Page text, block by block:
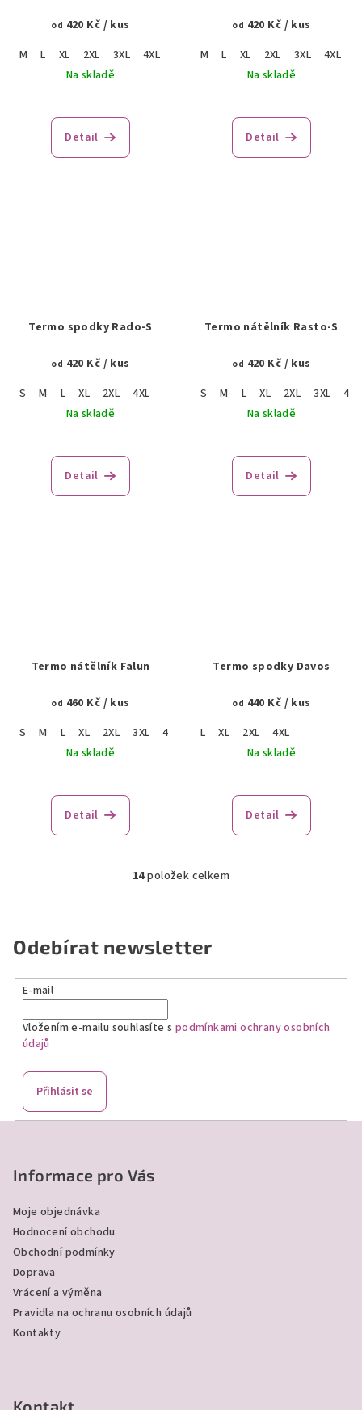
od 420 Kč / kus
M
L XL 2XL 3XL
4XL
Na skladě
Detail
od 420 Kč / kus
M
L XL 2XL 3XL
4XL
Na skladě
Detail
Termo spodky Rado-S
od 420 Kč / kus
S
M L XL 2XL
4XL
Na skladě
Detail
Termo nátělník Rasto-S
od 420 Kč / kus
S
M L XL 2XL 3XL
4XL
Na skladě
Detail
Termo nátělník Falun
od 460 Kč / kus
S
M L XL 2XL 3XL
4XL
Na skladě
Detail
Termo spodky Davos
od 440 Kč / kus
L
XL 2XL
4XL
Na skladě
Detail
O
á
d
a
p
v
14položek celkem
Odebírat newsletter
E-mail
Vložením e-mailu souhlasíte s podmínkami ochrany osobních
údajů
Přihlásit se
Informace pro Vás
Moje objednávka
Hodnocení obchodu
Obchodní podmínky
Doprava
Vrácení a výměna
Pravidla na ochranu osobních údajů
Kontakty
Kontakt